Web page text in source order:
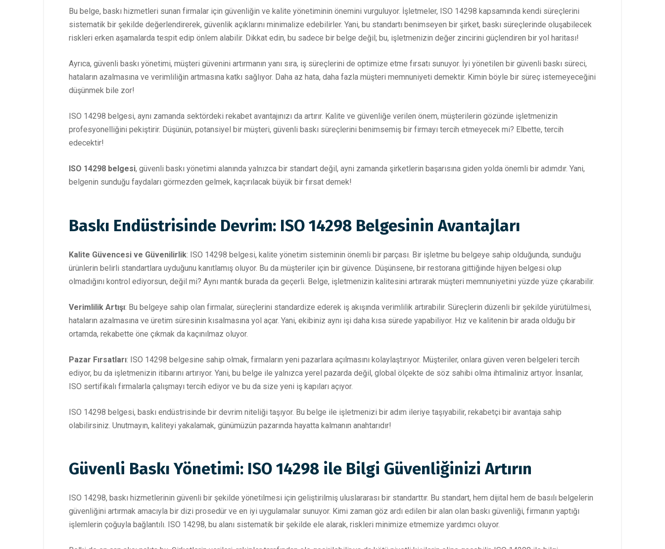
Bu belge, baskı hizmetleri sunan firmalar için güvenliğin ve kalite yönetiminin önemini vurguluyor. İşletmeler, ISO 14298 kapsamında kendi süreçlerini
sistematik bir şekilde değerlendirerek, güvenlik açıklarını minimalize edebilirler. Yani, bu standartı benimseyen bir şirket, baskı süreçlerinde oluşabilecek
riskleri erken aşamalarda tespit edip önlem alabilir. Dikkat edin, bu sadece bir belge değil; bu, işletmenizin değer zincirini güçlendiren bir yol haritası!
Ayrıca, güvenli baskı yönetimi, müşteri güvenini artırmanın yanı sıra, iş süreçlerini de optimize etme fırsatı sunuyor. İyi yönetilen bir güvenli baskı süreci,
hataların azalmasına ve verimliliğin artmasına katkı sağlıyor. Daha az hata, daha fazla müşteri memnuniyeti demektir. Kimin böyle bir süreç istemeyeceğini
düşünmek bile zor!
ISO 14298 belgesi, aynı zamanda sektördeki rekabet avantajınızı da artırır. Kalite ve güvenliğe verilen önem, müşterilerin gözünde işletmenizin
profesyonelliğini pekiştirir. Düşünün, potansiyel bir müşteri, güvenli baskı süreçlerini benimsemiş bir firmayı tercih etmeyecek mi? Elbette, tercih
edecektir!
ISO 14298 belgesi, güvenli baskı yönetimi alanında yalnızca bir standart değil, ayni zamanda şirketlerin başarısına giden yolda önemli bir adımdır. Yani,
belgenin sunduğu faydaları görmezden gelmek, kaçırılacak büyük bir fırsat demek!
Baskı Endüstrisinde Devrim: ISO 14298 Belgesinin Avantajları
Kalite Güvencesi ve Güvenilirlik: ISO 14298 belgesi, kalite yönetim sisteminin önemli bir parçası. Bir işletme bu belgeye sahip olduğunda, sunduğu
ürünlerin belirli standartlara uyduğunu kanıtlamış oluyor. Bu da müşteriler için bir güvence. Düşünsene, bir restorana gittiğinde hijyen belgesi olup
olmadığını kontrol ediyorsun, değil mi? Aynı mantık burada da geçerli. Belge, işletmenizin kalitesini artırarak müşteri memnuniyetini yüzde yüze çıkarabilir.
Verimlilik Artışı: Bu belgeye sahip olan firmalar, süreçlerini standardize ederek iş akışında verimlilik artırabilir. Süreçlerin düzenli bir şekilde yürütülmesi,
hataların azalmasına ve üretim süresinin kısalmasına yol açar. Yani, ekibiniz aynı işi daha kısa sürede yapabiliyor. Hız ve kalitenin bir arada olduğu bir
ortamda, rekabette öne çıkmak da kaçınılmaz oluyor.
Pazar Fırsatları: ISO 14298 belgesine sahip olmak, firmaların yeni pazarlara açılmasını kolaylaştırıyor. Müşteriler, onlara güven veren belgeleri tercih
ediyor, bu da işletmenizin itibarını artırıyor. Yani, bu belge ile yalnızca yerel pazarda değil, global ölçekte de söz sahibi olma ihtimaliniz artıyor. İnsanlar,
ISO sertifikalı firmalarla çalışmayı tercih ediyor ve bu da size yeni iş kapıları açıyor.
ISO 14298 belgesi, baskı endüstrisinde bir devrim niteliği taşıyor. Bu belge ile işletmenizi bir adım ileriye taşıyabilir, rekabetçi bir avantaja sahip
olabilirsiniz. Unutmayın, kaliteyi yakalamak, günümüzün pazarında hayatta kalmanın anahtarıdır!
Güvenli Baskı Yönetimi: ISO 14298 ile Bilgi Güvenliğinizi Artırın
ISO 14298, baskı hizmetlerinin güvenli bir şekilde yönetilmesi için geliştirilmiş uluslararası bir standarttır. Bu standart, hem dijital hem de basılı belgelerin
güvenliğini artırmak amacıyla bir dizi prosedür ve en iyi uygulamalar sunuyor. Kimi zaman göz ardı edilen bir alan olan baskı güvenliği, firmanın yaptığı
işlemlerin çoğuyla bağlantılı. ISO 14298, bu alanı sistematik bir şekilde ele alarak, riskleri minimize etmemize yardımcı oluyor.